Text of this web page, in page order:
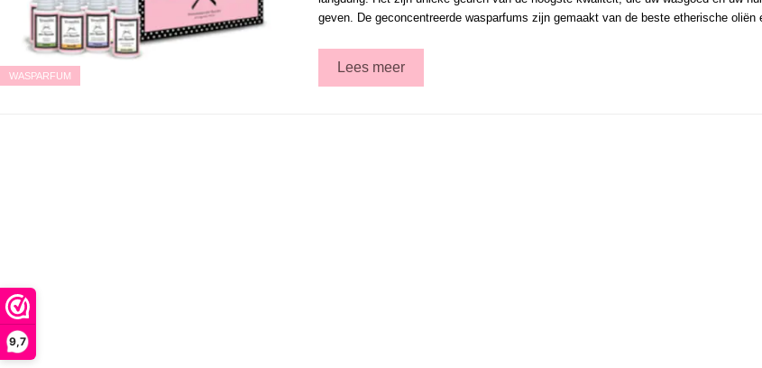
9,7
WASPARFUM
geven. De geconcentreerde wasparfums zijn gemaakt van de beste etherische
Lees meer